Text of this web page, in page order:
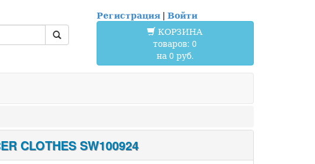
Регистрация| Войти
КОРЗИНА
товаров: 0
на 0 руб.
CLOTHES SW100924